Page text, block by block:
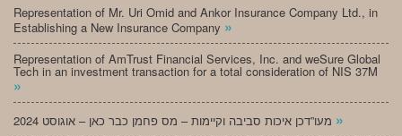
Representation of Mr. Uri Omid and Ankor Insurance Company Ltd., in
Establishing a New Insurance Company »
Representation of AmTrust Financial Services, Inc. and weSure Global
Tech in an investment transaction for a total consideration of NIS 37M
»
»